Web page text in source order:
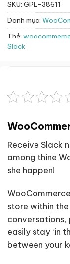
SKU: GPL-38611
Danh mục:
Thẻ: woocommerce
Slack
Receive Slack
among thine
she happen!
store within
conversations,
easily stay ‘in
between your